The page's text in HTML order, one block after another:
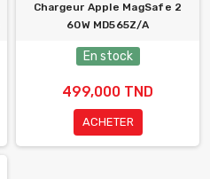
Chargeur Apple MagSafe 2
60W MD565Z/A
En stock
499,000 TND
ACHETER